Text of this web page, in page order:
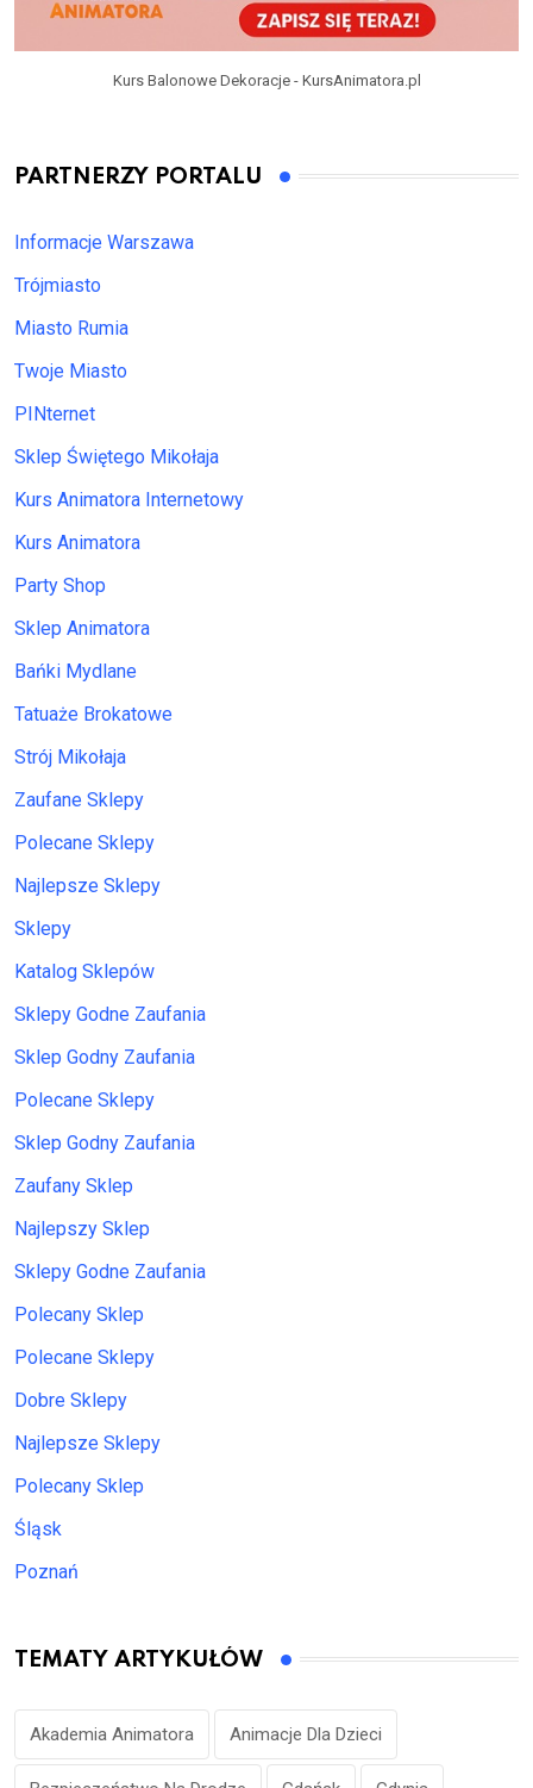
Kurs Balonowe Dekoracje - KursAnimatora.pl
PARTNERZY PORTALU
Informacje Warszawa
Trójmiasto
Miasto Rumia
Twoje Miasto
PINternet
Sklep Świętego Mikołaja
Kurs Animatora Internetowy
Kurs Animatora
Party Shop
Sklep Animatora
Bańki Mydlane
Tatuaże Brokatowe
Strój Mikołaja
Zaufane Sklepy
Polecane Sklepy
Najlepsze Sklepy
Sklepy
Katalog Sklepów
Sklepy Godne Zaufania
Sklep Godny Zaufania
Polecane Sklepy
Sklep Godny Zaufania
Zaufany Sklep
Najlepszy Sklep
Sklepy Godne Zaufania
Polecany Sklep
Polecane Sklepy
Dobre Sklepy
Najlepsze Sklepy
Polecany Sklep
Śląsk
Poznań
TEMATY ARTYKUŁÓW
Akademia Animatora Animacje Dla Dzieci